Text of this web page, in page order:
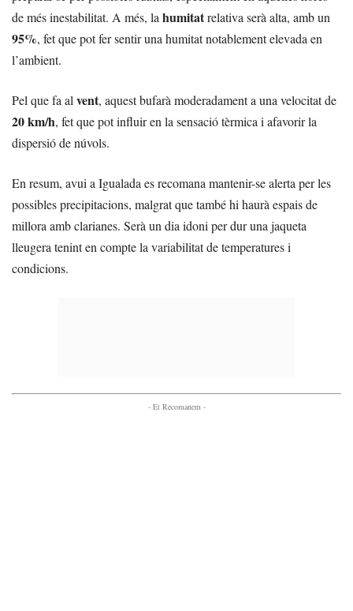
de més inestabilitat. A més, lahumitatrelativa serà alta, amb un
95%, fet que pot fer sentir una humitat notablement elevada en
l’ambient.
Pel que fa alvent, aquest bufarà moderadament a una velocitat de
20 km/h, fet que pot influir en la sensació tèrmica i afavorir la
dispersió de núvols.
En resum, avui a Igualada es recomana mantenir-se alerta per les
possibles precipitacions, malgrat que també hi haurà espais de
millora amb clarianes. Serà un dia idoni per dur una jaqueta
lleugera tenint en compte la variabilitat de temperatures i
condicions.
- Et Recomanem -